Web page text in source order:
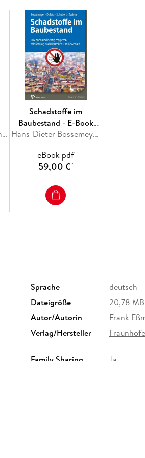
Björn Dahmen, Jens Engel, Gero Hebeisen, Ralf Hunstock, Arnt Meyer
Schadstoffe im
Baubestand - E-Book
(PDF)
Hans-Dieter Bossemeyer, Stephan Dolata, Gerd Zwiener, Uwe Schubert
eBook pdf
59,00 €*
Sprache
deutsch
Dateigröße
20,78 MB
Autor/Autorin
Frank
Verlag/Hersteller
Family Sharing
Ja